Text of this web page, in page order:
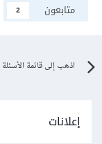
متابعون
2
اذهب إلى قائمة الأسئلة
إعلانات